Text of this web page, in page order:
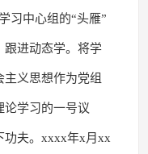
习中心组的“头雁”
跟进动态学。将学
义思想作为党组
论学习的一号议
功夫。xxxx年x月xx